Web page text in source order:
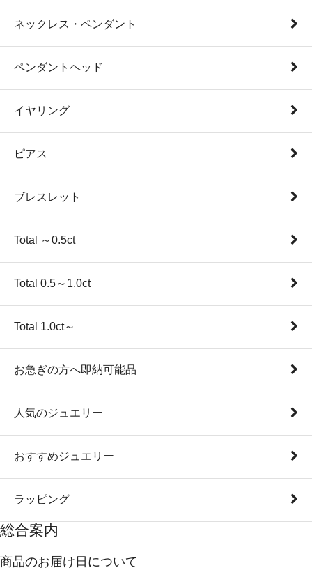
ネックレス・ペンダント
ペンダントヘッド
イヤリング
ピアス
ブレスレット
Total ～0.5ct
Total 0.5～1.0ct
Total 1.0ct～
お急ぎの方へ即納可能品
人気のジュエリー
おすすめジュエリー
ラッピング
総合案内
商品のお届け日について